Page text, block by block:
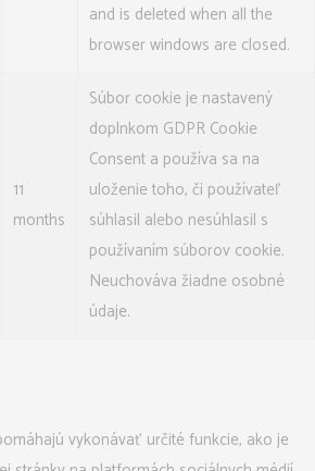
and is deleted when all the
browser windows are closed.
11
months
Súbor cookie je nastavený
doplnkom GDPR Cookie
Consent a používa sa na
uloženie toho, či používateľ
súhlasil alebo nesúhlasil s
používaním súborov cookie.
Neuchováva žiadne osobné
údaje.
vykonávať určité funkcie, ako je